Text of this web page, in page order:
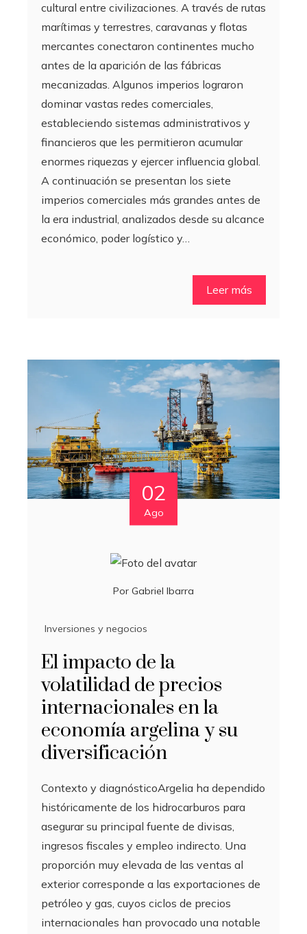
cultural entre civilizaciones. A través de rutas
marítimas y terrestres, caravanas y flotas
mercantes conectaron continentes mucho
antes de la aparición de las fábricas
mecanizadas. Algunos imperios lograron
dominar vastas redes comerciales,
estableciendo sistemas administrativos y
financieros que les permitieron acumular
enormes riquezas y ejercer influencia global.
A continuación se presentan los siete
imperios comerciales más grandes antes de
la era industrial, analizados desde su alcance
económico, poder logístico y…
Leer más
02
Ago
Por Gabriel Ibarra
Inversiones y negocios
El impacto de la
volatilidad de precios
internacionales en la
economía argelina y su
diversificación
Contexto y diagnósticoArgelia ha dependido
históricamente de los hidrocarburos para
asegurar su principal fuente de divisas,
ingresos fiscales y empleo indirecto. Una
proporción muy elevada de las ventas al
exterior corresponde a las exportaciones de
petróleo y gas, cuyos ciclos de precios
internacionales han provocado una notable